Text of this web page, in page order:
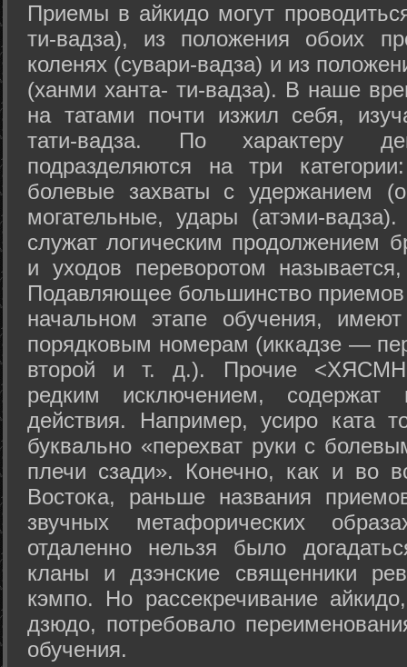
Приемы в айкидо могут
ти-вадза), из положения обоих
коленях (сувари-вадза) и из
(ханми ханта- ти-вадза). В наше
на татами почти изжил себя,
тати-вадза. По характеру
подразделяются на три
болевые захваты с удержанием
могательные, удары (атэми-
служат логическим продолжением
и уходов переворотом
Подавляющее большинство
начальном этапе обучения,
порядковым номерам (иккадзе —
второй и т. д.). Прочие
редким исключением, содержат
действия. Например, усиро ката
буквально «перехват руки с
плечи сзади». Конечно, как и во
Востока, раньше названия
звучных метафорических
отдаленно нельзя было
кланы и дзэнские священники
кэмпо. Но рассекречивание
дзюдо, потребовало
обучения.